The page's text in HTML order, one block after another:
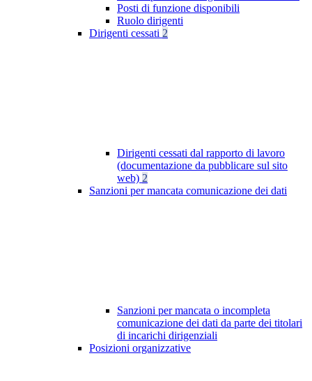
Posti di funzione disponibili
Ruolo dirigenti
Dirigenti cessati 2
Dirigenti cessati dal rapporto di lavoro
(documentazione da pubblicare sul sito
web) 2
Sanzioni per mancata comunicazione dei dati
Sanzioni per mancata o incompleta
comunicazione dei dati da parte dei titolari
di incarichi dirigenziali
Posizioni organizzative